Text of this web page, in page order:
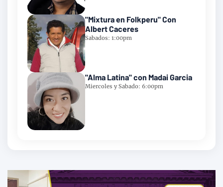
"Mixtura en Folkperu" Con
Albert Caceres
Sabados: 1:00pm
"Alma Latina" con Madai Garcia
Miercoles y Sabado: 6:00pm